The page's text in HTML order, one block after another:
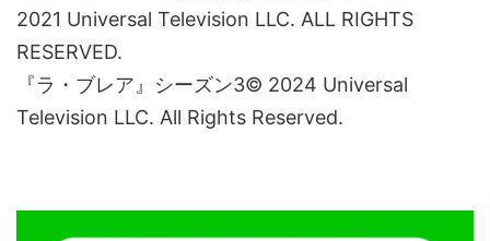
2021 Universal Television LLC. ALL RIGHTS
RESERVED.
『ラ・ブレア』シーズン3© 2024 Universal
Television LLC. All Rights Reserved.